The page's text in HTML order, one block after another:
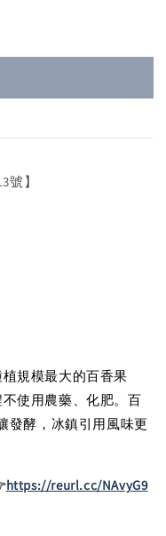
號】
規模最大的百香果
使用農藥、化肥。百
發酵，冰鎮引用風味更
https://reurl.cc/NAvyG9